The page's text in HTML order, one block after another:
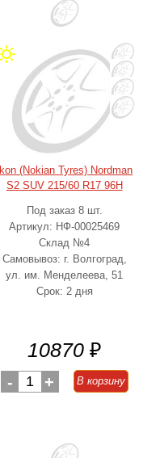
Ikon (Nokian Tyres) Nordman
S2 SUV 215/60 R17 96H
Под заказ 8 шт.
Артикул: НФ-00025469
Склад №4
Самовывоз: г. Волгоград,
ул. им. Менделеева, 51
Срок: 2 дня
10870 ₽
- 1 + В корзину